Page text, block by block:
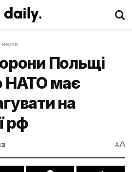
Польщі
НАТО має
на
рф
AA